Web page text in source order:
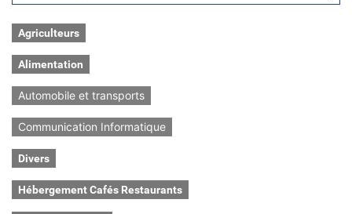
Agriculteurs
Alimentation
Automobile et transports
Communication Informatique
Divers
Hébergement Cafés Restaurants